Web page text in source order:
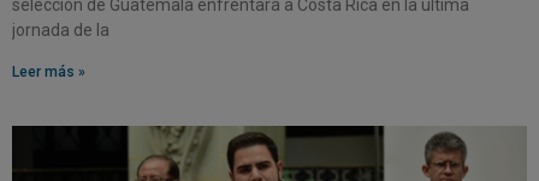
selección de Guatemala enfrentará a Costa Rica en la última
jornada de la
Leer más »